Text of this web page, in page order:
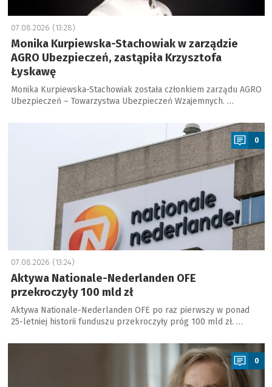
07.08.2026 (13:28)
Monika Kurpiewska-Stachowiak w zarządzie
AGRO Ubezpieczeń, zastąpiła Krzysztofa
Łyskawę
Monika Kurpiewska-Stachowiak została członkiem zarządu AGRO
Ubezpieczeń – Towarzystwa Ubezpieczeń Wzajemnych. …
0
07.08.2026 (13:24)
Aktywa Nationale-Nederlanden OFE
przekroczyły 100 mld zł
Aktywa Nationale-Nederlanden OFE po raz pierwszy w ponad
25-letniej historii funduszu przekroczyły próg 100 mld zł. …
a
0